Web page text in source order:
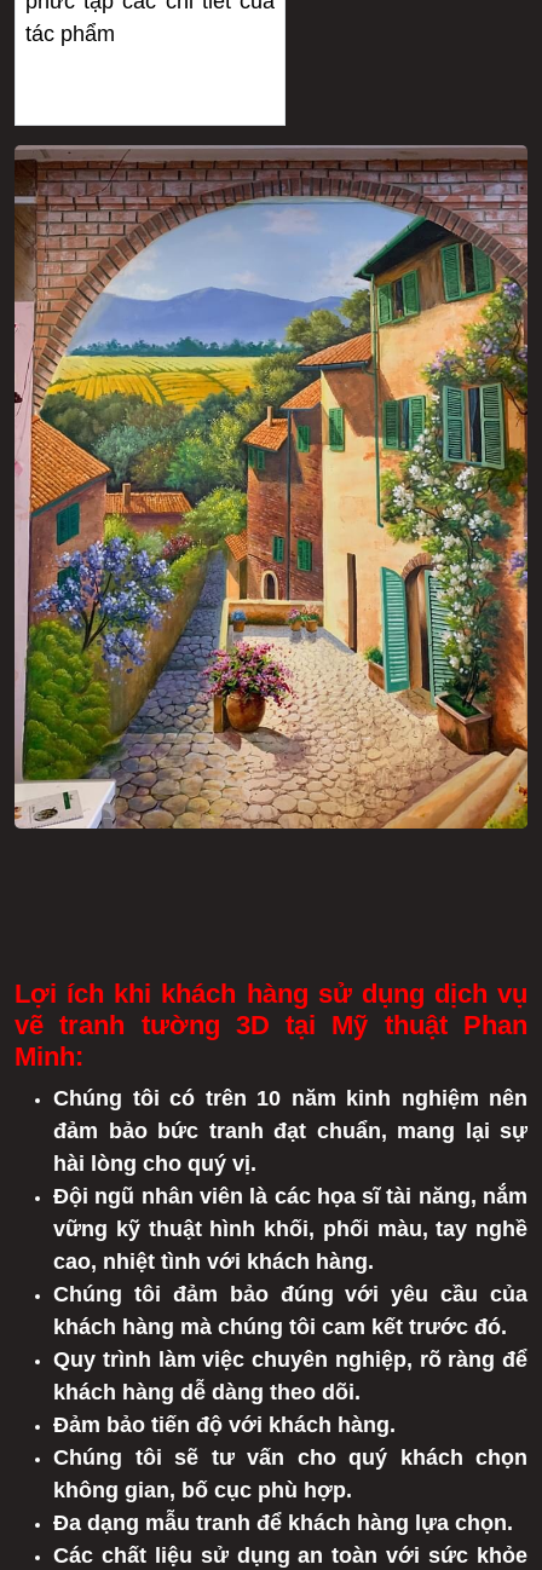
tác phẩm
Lợi ích khi khách hàng sử dụng dịch vụ
vẽ tranh tường 3D tại Mỹ thuật Phan
Minh:
Chúng tôi có trên 10 năm kinh nghiệm nên
đảm bảo bức tranh đạt chuẩn, mang lại sự
hài lòng cho quý vị.
Đội ngũ nhân viên là các họa sĩ tài năng, nắm
vững kỹ thuật hình khối, phối màu, tay nghề
cao, nhiệt tình với khách hàng.
Chúng tôi đảm bảo đúng với yêu cầu của
khách hàng mà chúng tôi cam kết trước đó.
Quy trình làm việc chuyên nghiệp, rõ ràng để
khách hàng dễ dàng theo dõi.
Đảm bảo tiến độ với khách hàng.
Chúng tôi sẽ tư vấn cho quý khách chọn
không gian, bố cục phù hợp.
Đa dạng mẫu tranh để khách hàng lựa chọn.
Các chất liệu sử dụng an toàn với sức khỏe